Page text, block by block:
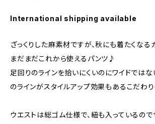
International shipping available
ざっくりした麻素材ですが、秋にも着たくなる
まだまだこれから使えるパンツ♪
足回りのラインを拾いにくいのにワイドではな
のラインがスタイルアップ効果もあるこだわり
ウエストは総ゴム仕様で、紐も入っているの